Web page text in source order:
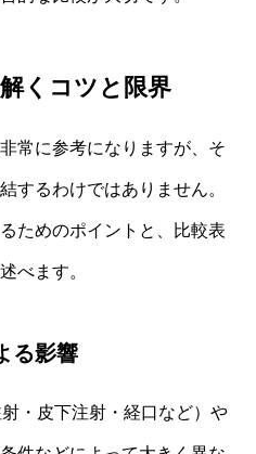
くコツと限界
常に参考になりますが、そ
するわけではありません。
ためのポイントと、比較表
べます。
る影響
・皮下注射・経口など）や